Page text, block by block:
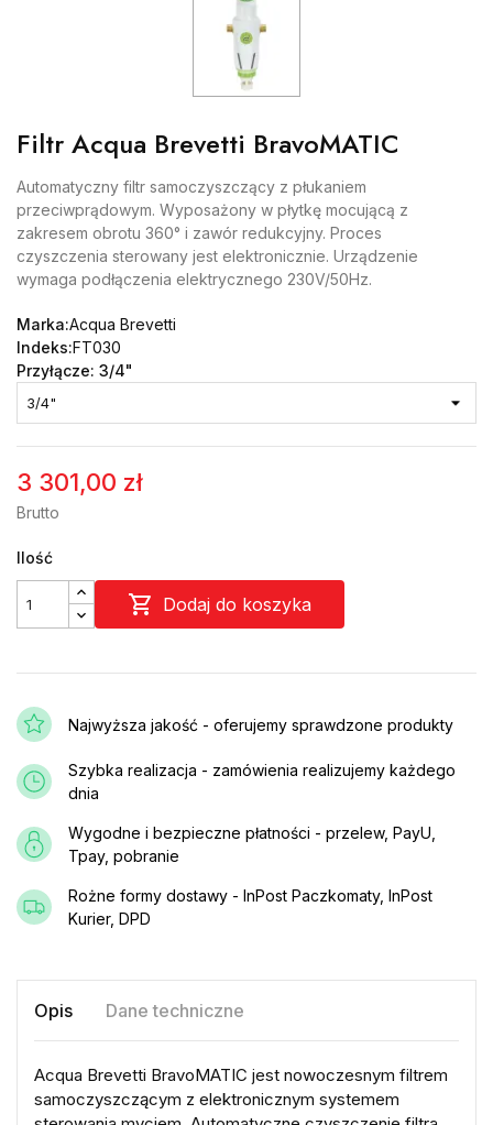
Filtr Acqua Brevetti BravoMATIC
Automatyczny filtr samoczyszczący z płukaniem
przeciwprądowym. Wyposażony w płytkę mocującą z
zakresem obrotu 360° i zawór redukcyjny. Proces
czyszczenia sterowany jest elektronicznie. Urządzenie
wymaga podłączenia elektrycznego 230V/50Hz.
Marka:Acqua Brevetti
Indeks:FT030
Przyłącze: 3/4"
3 301,00 zł
Brutto
Ilość
 Dodaj do koszyka
Najwyższa jakość - oferujemy sprawdzone produkty
Szybka realizacja - zamówienia realizujemy każdego
dnia
Wygodne i bezpieczne płatności - przelew, PayU,
Tpay, pobranie
Rożne formy dostawy - InPost Paczkomaty, InPost
Kurier, DPD
Opis Dane techniczne
Acqua Brevetti BravoMATIC jest nowoczesnym filtrem
samoczyszczącym z elektronicznym systemem